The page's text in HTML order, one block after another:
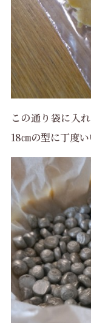
この通り袋に入
18㎝の型に丁度